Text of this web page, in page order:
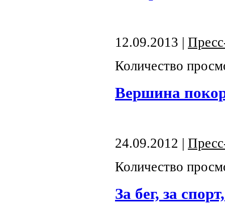
12.09.2013 |
Количество
Вершина
24.09.2012 |
Количество
За бег, за